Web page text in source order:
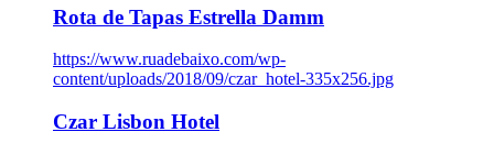
Rota de Tapas Estrella Damm
https://www.ruadebaixo.com/wp-
content/uploads/2018/09/czar_hotel-335x256.jpg
Czar Lisbon Hotel